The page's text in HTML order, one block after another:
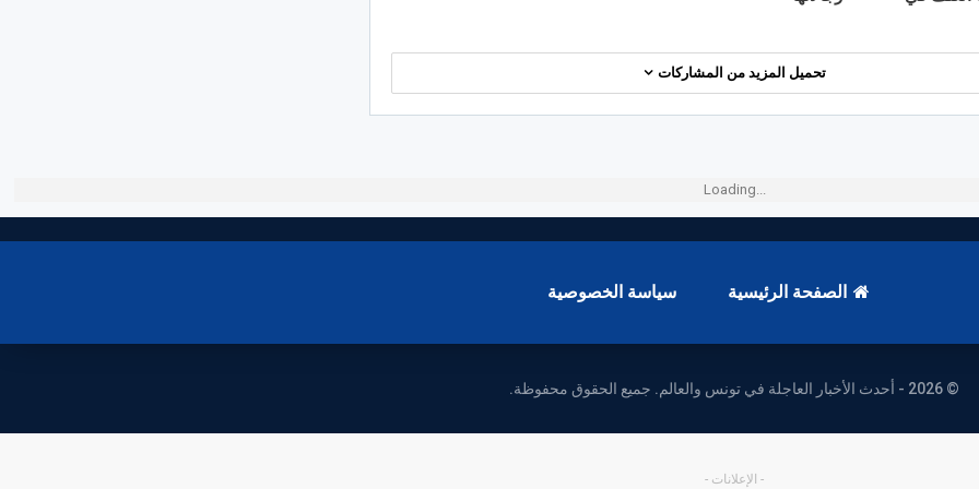
تحميل المزيد من المشاركات
Loading...
الصفحة الرئيسية سياسة الخصوصية
© 2026 - أحدث الأخبار العاجلة في تونس والعالم. جميع الحقوق محفوظة.
- الإعلانات -